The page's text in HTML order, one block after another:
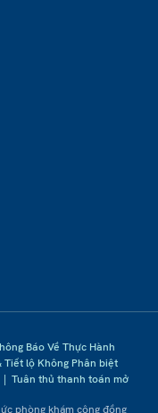
Báo Về Thực Hành
Tiết lộ Không Phân biệt
| Tuân thủ thanh toán mở
phòng khám cộng đồng